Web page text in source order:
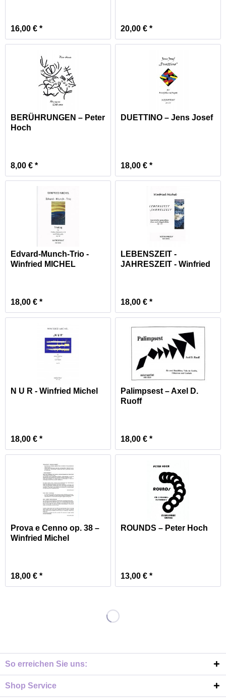
16,00 € * 20,00 € *
BERÜHRUNGEN – Peter
Hoch
8,00 € *
DUETTINO – Jens Josef
18,00 € *
Edvard-Munch-Trio -
Winfried MICHEL
18,00 € *
LEBENSZEIT -
JAHRESZEIT - Winfried
18,00 € *
N U R - Winfried Michel
18,00 € *
Palimpsest – Axel D.
Ruoff
18,00 € *
Prova e Cenno op. 38 –
Winfried Michel
18,00 € *
ROUNDS – Peter Hoch
13,00 € *
So erreichen Sie uns:
Shop Service